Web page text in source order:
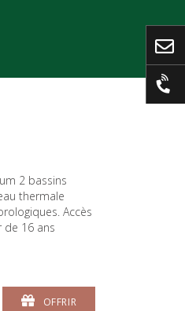
2 bassins
thermale
Accès
de 16 ans
OFFRIR